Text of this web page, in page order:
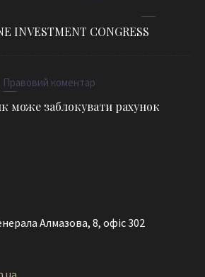
INVESTMENT CONGRESS
Правовий коментар
може заблокувати рахунок
Алмазова, 8, офіс 302